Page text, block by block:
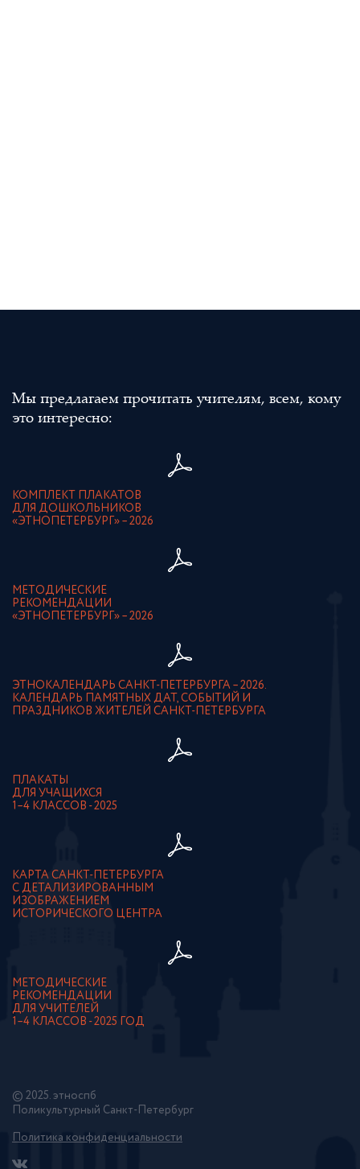
Мы предлагаем прочитать учителям, всем, кому
это интересно:
КОМПЛЕКТ ПЛАКАТОВ
ДЛЯ ДОШКОЛЬНИКОВ
«ЭТНОПЕТЕРБУРГ» – 2026
МЕТОДИЧЕСКИЕ
РЕКОМЕНДАЦИИ
«ЭТНОПЕТЕРБУРГ» – 2026
ЭТНОКАЛЕНДАРЬ САНКТ-ПЕТЕРБУРГА – 2026.
КАЛЕНДАРЬ ПАМЯТНЫХ ДАТ, СОБЫТИЙ И
ПРАЗДНИКОВ ЖИТЕЛЕЙ САНКТ-ПЕТЕРБУРГА
ПЛАКАТЫ
ДЛЯ УЧАЩИХСЯ
1–4 КЛАССОВ - 2025
КАРТА САНКТ-ПЕТЕРБУРГА
С ДЕТАЛИЗИРОВАННЫМ
ИЗОБРАЖЕНИЕМ
ИСТОРИЧЕСКОГО ЦЕНТРА
МЕТОДИЧЕСКИЕ
РЕКОМЕНДАЦИИ
ДЛЯ УЧИТЕЛЕЙ
1–4 КЛАССОВ - 2025 ГОД
© 2025. этноспб
Поликультурный Санкт-Петербург
Политика конфиденциальности